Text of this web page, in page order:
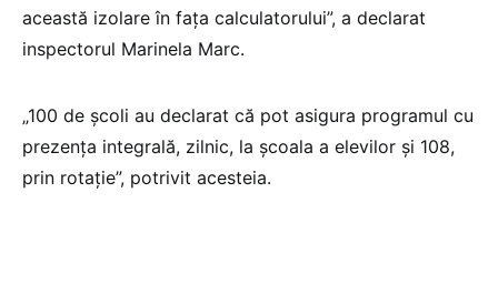
această izolare în fața calculatorului”, a declarat
inspectorul Marinela Marc.
„100 de școli au declarat că pot asigura programul cu
prezența integrală, zilnic, la școala a elevilor și 108,
prin rotație”, potrivit acesteia.